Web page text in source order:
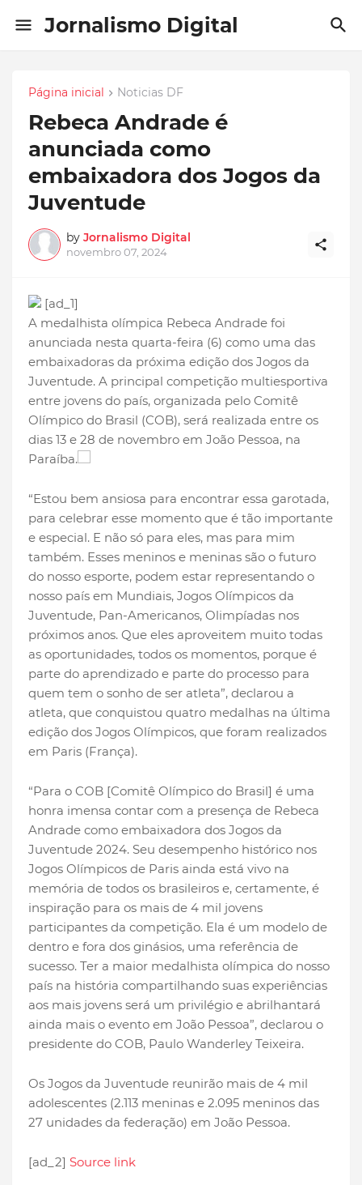
Jornalismo Digital
Página inicial Noticias DF
Rebeca Andrade é
anunciada como
embaixadora dos Jogos da
Juventude
by Jornalismo Digital
novembro 07, 2024
[ad_1]
A medalhista olímpica Rebeca Andrade foi
anunciada nesta quarta-feira (6) como uma das
embaixadoras da próxima edição dos Jogos da
Juventude. A principal competição multiesportiva
entre jovens do país, organizada pelo Comitê
Olímpico do Brasil (COB), será realizada entre os
dias 13 e 28 de novembro em João Pessoa, na
Paraíba.
“Estou bem ansiosa para encontrar essa garotada,
para celebrar esse momento que é tão importante
e especial. E não só para eles, mas para mim
também. Esses meninos e meninas são o futuro
do nosso esporte, podem estar representando o
nosso país em Mundiais, Jogos Olímpicos da
Juventude, Pan-Americanos, Olimpíadas nos
próximos anos. Que eles aproveitem muito todas
as oportunidades, todos os momentos, porque é
parte do aprendizado e parte do processo para
quem tem o sonho de ser atleta”, declarou a
atleta, que conquistou quatro medalhas na última
edição dos Jogos Olímpicos, que foram realizados
em Paris (França).
“Para o COB [Comitê Olímpico do Brasil] é uma
honra imensa contar com a presença de Rebeca
Andrade como embaixadora dos Jogos da
Juventude 2024. Seu desempenho histórico nos
Jogos Olímpicos de Paris ainda está vivo na
memória de todos os brasileiros e, certamente, é
inspiração para os mais de 4 mil jovens
participantes da competição. Ela é um modelo de
dentro e fora dos ginásios, uma referência de
sucesso. Ter a maior medalhista olímpica do nosso
país na história compartilhando suas experiências
aos mais jovens será um privilégio e abrilhantará
ainda mais o evento em João Pessoa”, declarou o
presidente do COB, Paulo Wanderley Teixeira.
Os Jogos da Juventude reunirão mais de 4 mil
adolescentes (2.113 meninas e 2.095 meninos das
27 unidades da federação) em João Pessoa.
[ad_2] Source link